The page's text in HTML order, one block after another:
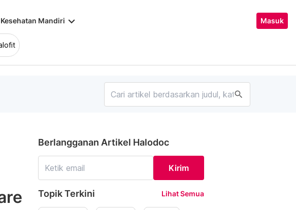
Mandiri keyboard_arrow_down Masuk
search
Berlangganan Artikel Halodoc
Kirim
Topik Terkini Lihat Semua